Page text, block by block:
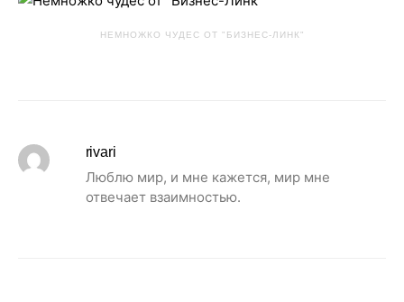
НЕМНОЖКО ЧУДЕС ОТ "БИЗНЕС-ЛИНК"
rivari
Люблю мир, и мне кажется, мир мне
отвечает взаимностью.